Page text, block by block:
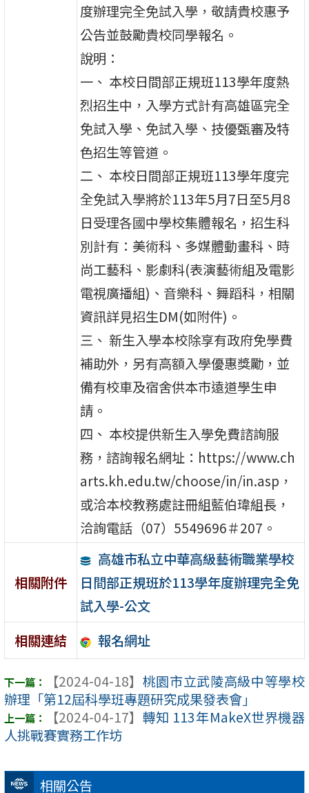
相關公告
度辦理完全免試入學，敬請貴校惠予
公告並鼓勵貴校同學報名。
說明：
一、 本校日間部正規班113學年度熱
烈招生中，入學方式計有高雄區完全
免試入學、免試入學、技優甄審及特
色招生等管道。
二、 本校日間部正規班113學年度完
全免試入學將於113年5月7日至5月8
日受理各國中學校集體報名，招生科
別計有：美術科、多媒體動畫科、時
尚工藝科、影劇科(表演藝術組及電影
電視廣播組)、音樂科、舞蹈科，相關
資訊詳見招生DM(如附件)。
三、 新生入學本校除享有政府免學費
補助外，另有高額入學優惠獎勵，並
備有校車及宿舍供本市遠道學生申
請。
四、 本校提供新生入學免費諮詢服
務，諮詢報名網址：https://www.ch
arts.kh.edu.tw/choose/in/in.asp，
或洽本校教務處註冊組藍伯瑋組長，
洽詢電話（07）5549696＃207。
相關附件
高雄市私立中華高級藝術職業學校
日間部正規班於113學年度辦理完全免
試入學-公文
相關連結
報名網址
【2024-04-18】 桃園市立武陵高級中等學校
辦理「第12屆科學班專題研究成果發表會」
【2024-04-17】 轉知 113年MakeX世界機器
人挑戰賽實務工作坊